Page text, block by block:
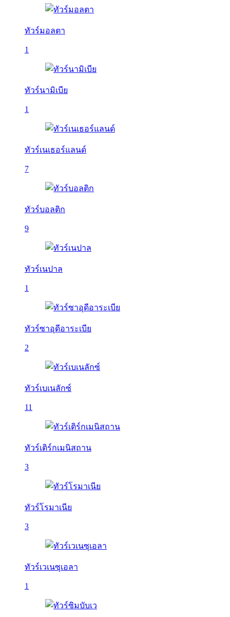
ทัวร์มอลตา
1
ทัวร์นามิเบีย
1
ทัวร์เนเธอร์แลนด์
7
ทัวร์บอลติก
9
ทัวร์เนปาล
1
ทัวร์ซาอุดีอาระเบีย
2
ทัวร์เบเนลักซ์
11
ทัวร์เติร์กเมนิสถาน
3
ทัวร์โรมาเนีย
3
ทัวร์เวเนซุเอลา
1